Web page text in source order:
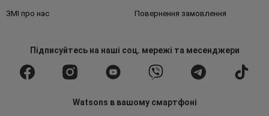
ЗМІ про нас Повернення замовлення
Підписуйтесьна наші соц. мережі та месенджери
Watsons в вашому смартфоні